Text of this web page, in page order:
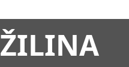
ŽILINA